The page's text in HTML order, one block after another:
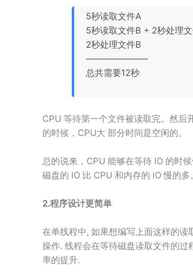
5秒读取文件A
5秒读取文件B + 2秒处理
2秒处理文件B
———————
总共需要12秒
CPU 等待第一个文件被读取完。然后
的时候，CPU大 部分时间是空闲的。
总的说来，CPU 能够在等待 IO 的时
磁盘的 IO 比 CPU 和内存的 IO 慢的多。
2.程序设计更简单
在单线程中, 如果想编写上面这样的
操作. 线程会在等待磁盘读取文件的
率的提升.